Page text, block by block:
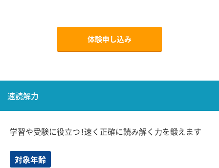
体験申し込み
速読解力
学習や受験に役立つ！速く正確に読み解く力を鍛えます
対象年齢